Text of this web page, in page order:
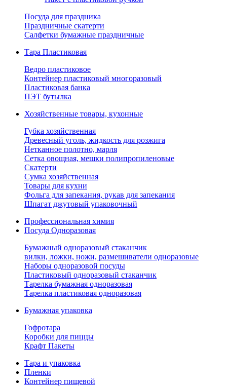
Посуда для праздника
Праздничные скатерти
Салфетки бумажные праздничные
Тара Пластиковая
Ведро пластиковое
Контейнер пластиковый многоразовый
Пластиковая банка
ПЭТ бутылка
Хозяйственные товары, кухонные
Губка хозяйственная
Древесный уголь, жидкость для розжига
Нетканное полотно, марля
Сетка овощная, мешки полипропиленовые
Скатерти
Сумка хозяйственная
Товары для кухни
Фольга для запекания, рукав для запекания
Шпагат джутовый упаковочный
Профессиональная химия
Посуда Одноразовая
Бумажный одноразовый стаканчик
вилки, ложки, ножи, размешиватели одноразовые
Наборы одноразовой посуды
Пластиковый одноразовый стаканчик
Тарелка бумажная одноразовая
Тарелка пластиковая одноразовая
Бумажная упаковка
Гофротара
Коробки для пиццы
Крафт Пакеты
Тара и упаковка
Пленки
Контейнер пищевой